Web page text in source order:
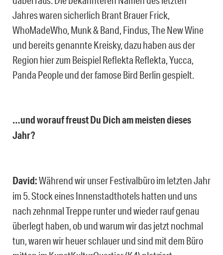
Jahres waren sicherlich Brant Brauer Frick,
WhoMadeWho, Munk & Band, Findus, The New Wine
und bereits genannte Kreisky, dazu haben aus der
Region hier zum Beispiel Reflekta Reflekta, Yucca,
Panda People und der famose Bird Berlin gespielt.
…und worauf freust Du Dich am meisten dieses
Jahr?
David:Während wir unser Festivalbüro im letzten Jahr
im 5. Stock eines Innenstadthotels hatten und uns
nach zehnmal Treppe runter und wieder rauf genau
überlegt haben, ob und warum wir das jetzt nochmal
tun, waren wir heuer schlauer und sind mit dem Büro